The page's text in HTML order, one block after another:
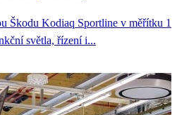
Škodu Kodiaq Sportline v měřítku 1
světla, řízení i...